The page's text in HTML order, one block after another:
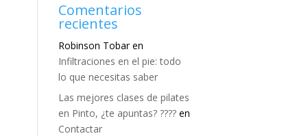
Comentarios
recientes
Robinson Tobaren
Infiltraciones en el pie: todo
lo que necesitas saber
Las mejores clases de pilates
en Pinto, ¿te apuntas? ???? en
Contactar